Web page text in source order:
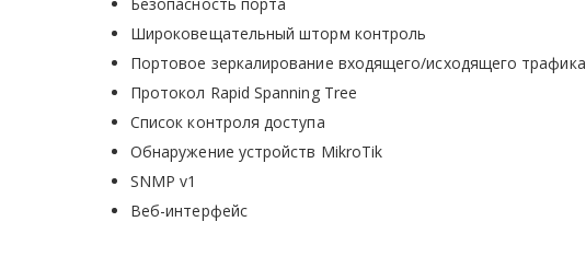
Широковещательный шторм контроль
Портовое зеркалирование входящего/исходящего трафика
Протокол Rapid Spanning Tree
Список контроля доступа
Обнаружение устройств MikroTik
SNMP v1
Веб-интерфейс